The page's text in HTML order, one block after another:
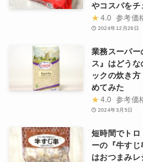
やコスパをチ
★ 4.0 参考価
2024年12月26日
業務スーパー
ス』はどう
ックの炊き
めてみた
★ 4.0 参考価
2024年3月5日
短時間でト
ーの『牛すじ
はおつまみ